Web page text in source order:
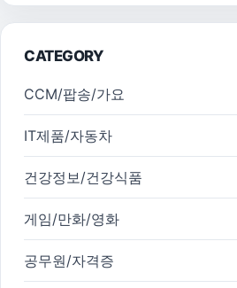
CATEGORY
CCM/팝송/가요
IT제품/자동차
건강정보/건강식품
게임/만화/영화
공무원/자격증